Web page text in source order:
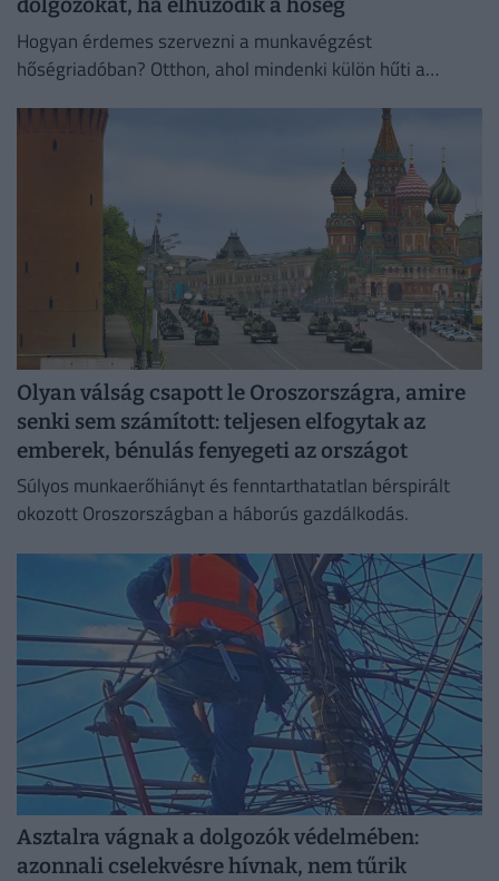
Hogyan érdemes szervezni a munkavégzést
hőségriadóban? Otthon, ahol mindenki külön hűti a
irodaházban, ahol a hűtés központilag működik.
Olyan válság csapott le Oroszországra, amire
senki sem számított: teljesen elfogytak az
emberek, bénulás fenyegeti az országot
Súlyos munkaerőhiányt és fenntarthatatlan bérspirált
okozott Oroszországban a háborús gazdálkodás.
Asztalra vágnak a dolgozók védelmében:
azonnali cselekvésre hívnak, nem tűrik